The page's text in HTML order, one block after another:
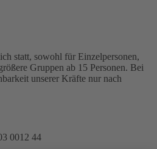
statt, sowohl für Einzelpersonen,
Gruppen ab 15 Personen. Bei
unserer Kräfte nur nach
0012 44